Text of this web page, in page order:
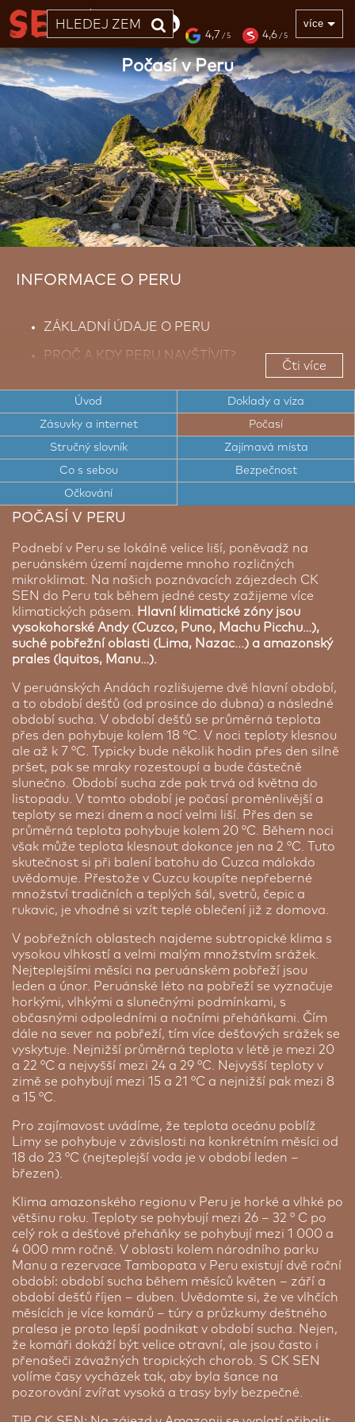
33 LET více
4,7 / 5 4,6 / 5
Počasí v Peru
INFORMACE O PERU
ZÁKLADNÍ ÚDAJE O PERU
PROČ A KDY PERU NAVŠTÍVIT?
CESTOVNÍ DOKLADY A VÍZA DO PERU
ELEKTRICKÉ ZÁSUVKY A INTERNET V PERU
POČASÍ V PERU
STRUČNÝ SLOVNÍK ŠPANĚLŠTINY
Čti více
Úvod Doklady a víza
Zásuvky a internet Počasí
Stručný slovník Zajímavá místa
Co s sebou Bezpečnost
Očkování
POČASÍ V PERU
Podnebí v Peru se lokálně velice liší, poněvadž na
peruánském území najdeme mnoho rozličných
mikroklimat. Na našich poznávacích zájezdech CK
SEN do Peru tak během jedné cesty zažijeme více
klimatických pásem.
Hlavní klimatické zóny jsou
vysokohorské Andy (Cuzco, Puno, Machu Picchu…),
suché pobřežní oblasti (Lima, Nazac...) a amazonský
prales (Iquitos, Manu…).
V peruánských Andách rozlišujeme dvě hlavní období,
a to období dešťů (od prosince do dubna) a následné
období sucha. V období dešťů se průměrná teplota
přes den pohybuje kolem 18 °C. V noci teploty klesnou
ale až k 7 °C. Typicky bude několik hodin přes den silně
pršet, pak se mraky rozestoupí a bude částečně
slunečno. Období sucha zde pak trvá od května do
listopadu. V tomto období je počasí proměnlivější a
teploty se mezi dnem a nocí velmi liší. Přes den se
průměrná teplota pohybuje kolem 20 °C. Během noci
však může teplota klesnout dokonce jen na 2 °C. Tuto
skutečnost si při balení batohu do Cuzca málokdo
uvědomuje. Přestože v Cuzcu koupíte nepřeberné
množství tradičních a teplých šál, svetrů, čepic a
rukavic, je vhodné si vzít teplé oblečení již z domova.
V pobřežních oblastech najdeme subtropické klima s
vysokou vlhkostí a velmi malým množstvím srážek.
Nejteplejšími měsíci na peruánském pobřeží jsou
leden a únor. Peruánské léto na pobřeží se vyznačuje
horkými, vlhkými a slunečnými podmínkami, s
občasnými odpoledními a nočními přeháňkami. Čím
dále na sever na pobřeží, tím více dešťových srážek se
vyskytuje. Nejnižší průměrná teplota v létě je mezi 20
a 22 °C a nejvyšší mezi 24 a 29 °C. Nejvyšší teploty v
zimě se pohybují mezi 15 a 21 °C a nejnižší pak mezi 8
a 15 °C.
Pro zajímavost uvádíme, že teplota oceánu poblíž
Limy se pohybuje v závislosti na konkrétním měsíci od
18 do 23 °C (nejteplejší voda je v období leden –
březen).
Klima amazonského regionu v Peru je horké a vlhké po
většinu roku. Teploty se pohybují mezi 26 – 32 ° C po
celý rok a dešťové přeháňky se pohybují mezi 1 000 a
4 000 mm ročně. V oblasti kolem národního parku
Manu a rezervace Tambopata v Peru existují dvě roční
období: období sucha během měsíců květen – září a
období dešťů říjen – duben. Uvědomte si, že ve vlhčích
měsících je více komárů – túry a průzkumy deštného
pralesa je proto lepší podnikat v období sucha. Nejen,
že komáři dokáží být velice otravní, ale jsou často i
přenašeči závažných tropických chorob. S CK SEN
volíme časy vycházek tak, aby byla šance na
pozorování zvířat vysoká a trasy byly bezpečné.